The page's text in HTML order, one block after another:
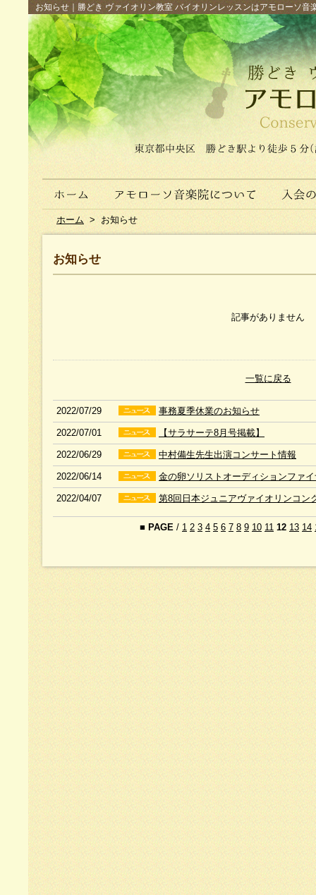
お知らせ｜勝どき ヴァイオリン教室 バイオリンレッスンはアモローソ
ホーム > お知らせ
お知らせ
記事がありません
一覧に戻る
2022/07/29 事務夏季休業のお知らせ
2022/07/01 【サラサーテ8月号掲載】
2022/06/29 中村備生先生出演コンサート情報
2022/06/14 金の卵ソリストオーディションファ
2022/04/07 第8回日本ジュニアヴァイオリンコン
■ PAGE / 1 2 3 4 5 6 7 8 9 10 11 12 13 14